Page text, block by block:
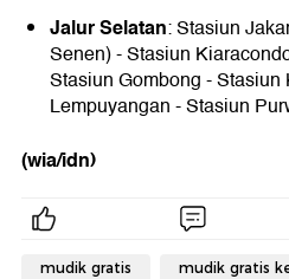
Jalur Selatan: Stasiun
Senen) - Stasiun
Stasiun Gombong -
Lempuyangan - Stasiun
(wia/idn)
mudik gratis mudik gratis